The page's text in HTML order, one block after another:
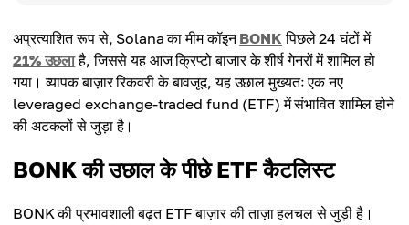
अप्रत्याशित रूप से, Solana का मीम कॉइनBONK पिछले 24 घंटों में
21% उछलाहै, जिससे यह आज क्रिप्टो बाजार के शीर्ष गेनरों में शामिल हो
गया। व्यापक बाज़ार रिकवरी के बावजूद, यह उछाल मुख्यतः एक नए
leveraged exchange-traded fund (ETF) में संभावित शामिल होने
की अटकलों से जुड़ा है।
BONK की उछाल के पीछे ETF कैटलिस्ट
BONK की प्रभावशाली बढ़त ETF बाज़ार की ताज़ा हलचल से जुड़ी है।